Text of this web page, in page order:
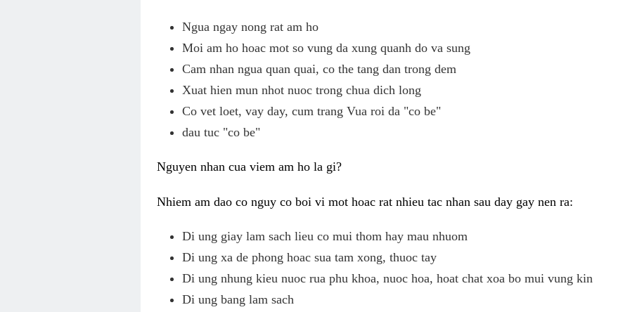
Ngua ngay nong rat am ho
Moi am ho hoac mot so vung da xung quanh do va sung
Cam nhan ngua quan quai, co the tang dan trong dem
Xuat hien mun nhot nuoc trong chua dich long
Co vet loet, vay day, cum trang Vua roi da "co be"
dau tuc "co be"
Nguyen nhan cua viem am ho la gi?
Nhiem am dao co nguy co boi vi mot hoac rat nhieu tac nhan sau day gay nen ra:
Di ung giay lam sach lieu co mui thom hay mau nhuom
Di ung xa de phong hoac sua tam xong, thuoc tay
Di ung nhung kieu nuoc rua phu khoa, nuoc hoa, hoat chat xoa bo mui vung kin
Di ung bang lam sach